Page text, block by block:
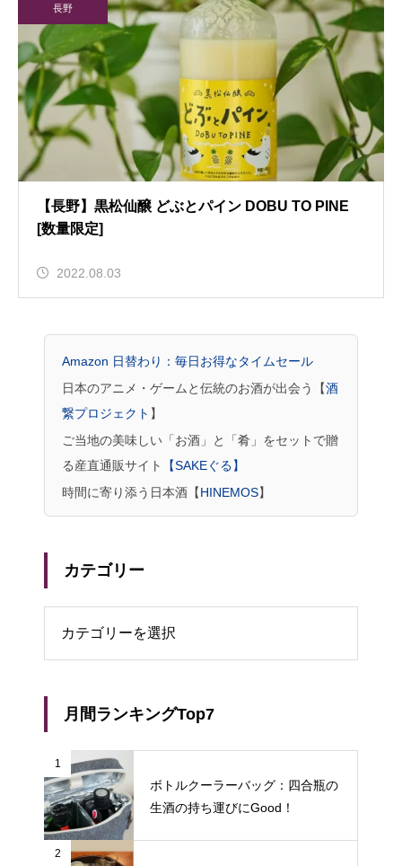
長野
【長野】黒松仙醸 どぶとパイン DOBU TO PINE
[数量限定]
2022.08.03
Amazon 日替わり：毎日お得なタイムセール
日本のアニメ・ゲームと伝統のお酒が出会う【酒
繋プロジェクト 】
ご当地の美味しい「お酒」と「肴」をセットで贈
る産直通販サイト
【SAKEぐる】
時間に寄り添う日本酒【HINEMOS】
カテゴリー
月間ランキングTop7
1
ボトルクーラーバッグ：四合瓶の
生酒の持ち運びにGood！
2